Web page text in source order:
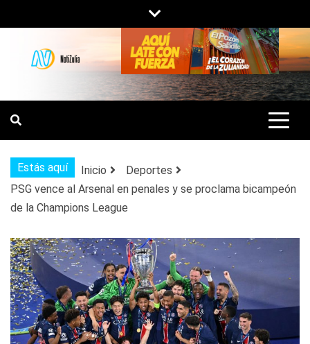
al
contenido
NOTIZULIA
NOTICIAS DEL ZULIA, VENEZUELA Y
DE INTERÉS GENERAL.
Estás aquí Inicio
Deportes
PSG vence al Arsenal en penales y se proclama bicampeón
de la Champions League